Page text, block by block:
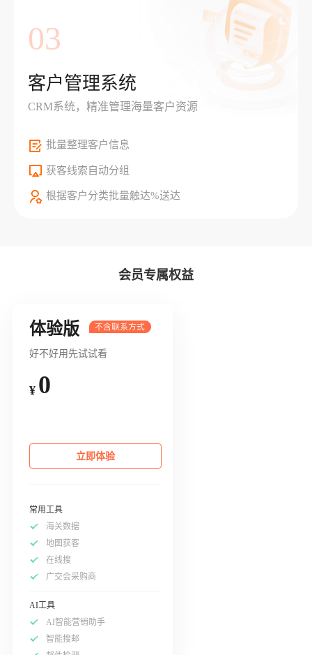
03
客户管理系统
CRM系统，精准管理海量客户资源
批量整理客户信息
获客线索自动分组
根据客户分类批量触达%送达
会员专属权益
体验版
好不好用先试试看
¥ 0
立即体验
常用工具
海关数据
地图获客
在线搜
广交会采购商
AI工具
AI智能营销助手
智能搜邮